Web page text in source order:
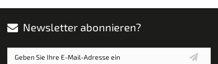
Newsletter abonnieren?